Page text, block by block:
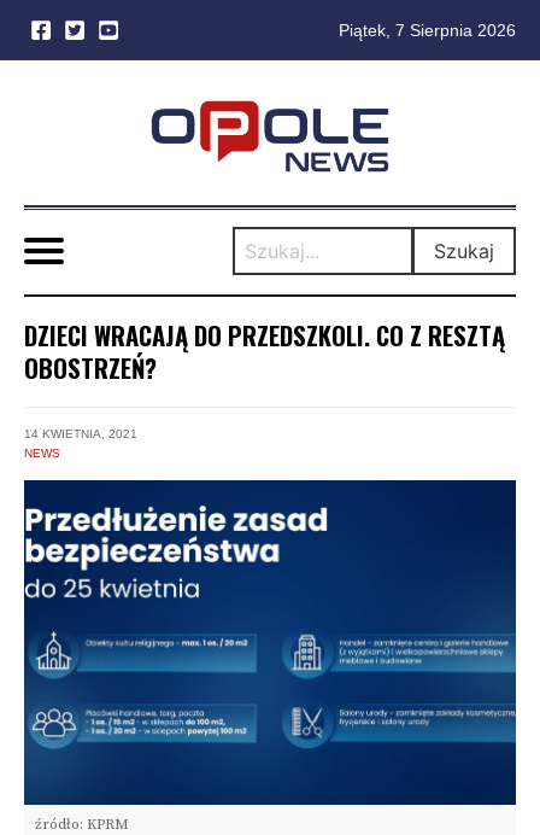
Piątek, 7 Sierpnia 2026
Szukaj
DZIECI WRACAJĄ DO PRZEDSZKOLI. CO Z RESZTĄ
OBOSTRZEŃ?
14 KWIETNIA, 2021
NEWS
źródło: KPRM